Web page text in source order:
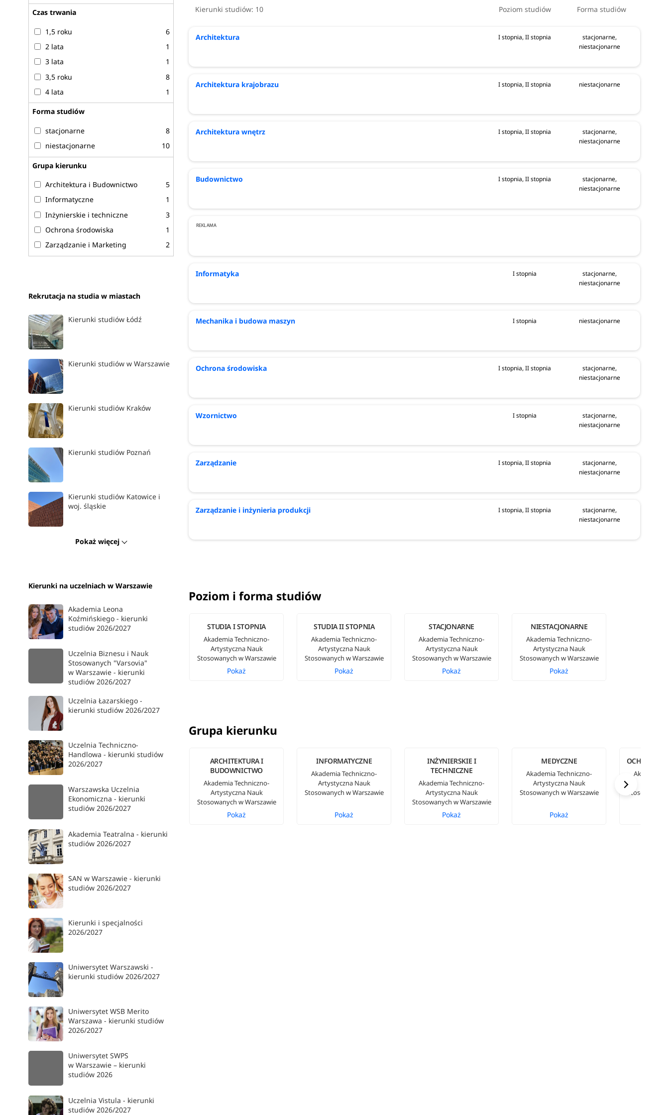
informatyka
ochrona środowiska
wzornictwo
zarządzanie
Dowiedz się więcej:
Czas trwania
1,5 roku
6
2 lata
1
3 lata
1
3,5 roku
8
4 lata
1
Forma studiów
stacjonarne
8
niestacjonarne
10
Grupa kierunku
Architektura i Budownictwo
5
Informatyczne
1
Inżynierskie i techniczne
3
Ochrona środowiska
1
Zarządzanie i Marketing
2
Rekrutacja na studia w miastach
Kierunki studiów Łódź
Kierunki studiów w Warszawie
Kierunki studiów Kraków
Kierunki studiów Poznań
Kierunki studiów Katowice i
woj. śląskie
Pokaż więcej
Kierunki na uczelniach w Warszawie
Akademia Leona
Koźmińskiego - kierunki
studiów 2026/2027
Uczelnia Biznesu i Nauk
Stosowanych "Varsovia"
w Warszawie - kierunki
studiów 2026/2027
Uczelnia Łazarskiego -
kierunki studiów 2026/2027
Uczelnia Techniczno-
Handlowa - kierunki studiów
2026/2027
Warszawska Uczelnia
Ekonomiczna - kierunki
studiów 2026/2027
Akademia Teatralna - kierunki
studiów 2026/2027
SAN w Warszawie - kierunki
studiów 2026/2027
Kierunki i specjalności
2026/2027
Uniwersytet Warszawski -
kierunki studiów 2026/2027
Uniwersytet WSB Merito
Warszawa - kierunki studiów
2026/2027
Uniwersytet SWPS
w Warszawie – kierunki
studiów 2026
Uczelnia Vistula - kierunki
studiów 2026/2027
Kierunki studiów: 10 Poziom studiów Forma studiów
Architektura I stopnia, II stopnia
stacjonarne,
niestacjonarne
Architektura krajobrazu I stopnia, II stopnia niestacjonarne
Architektura wnętrz I stopnia, II stopnia
stacjonarne,
niestacjonarne
Budownictwo I stopnia, II stopnia
stacjonarne,
niestacjonarne
Informatyka I stopnia
stacjonarne,
niestacjonarne
Mechanika i budowa maszyn I stopnia niestacjonarne
Ochrona środowiska I stopnia, II stopnia
stacjonarne,
niestacjonarne
Wzornictwo I stopnia
stacjonarne,
niestacjonarne
Zarządzanie I stopnia, II stopnia
stacjonarne,
niestacjonarne
Zarządzanie i inżynieria produkcji I stopnia, II stopnia
stacjonarne,
niestacjonarne
Poziom i forma studiów
STUDIA I STOPNIA
Akademia Techniczno-
Artystyczna Nauk
Stosowanych w Warszawie
Pokaż
STUDIA II STOPNIA
Akademia Techniczno-
Artystyczna Nauk
Stosowanych w Warszawie
Pokaż
STACJONARNE
Akademia Techniczno-
Artystyczna Nauk
Stosowanych w Warszawie
Pokaż
NIESTACJONARNE
Akademia Techniczno-
Artystyczna Nauk
Stosowanych w Warszawie
Pokaż
Grupa kierunku
ARCHITEKTURA I
BUDOWNICTWO
Akademia Techniczno-
Artystyczna Nauk
Stosowanych w Warszawie
Pokaż
INFORMATYCZNE
Akademia Techniczno-
Artystyczna Nauk
Stosowanych w Warszawie
Pokaż
INŻYNIERSKIE I
TECHNICZNE
Akademia Techniczno-
Artystyczna Nauk
Stosowanych w Warszawie
Pokaż
MEDYCZNE
Akademia Techniczno-
Artystyczna Nauk
Stosowanych w Warszawie
Pokaż
OCHRONA
Akademia